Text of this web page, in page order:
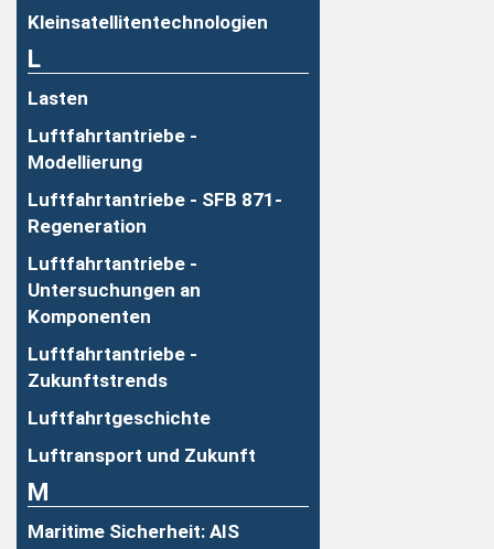
Kleinsatellitentechnologien
L
Lasten
Luftfahrtantriebe -
Modellierung
Luftfahrtantriebe - SFB 871-
Regeneration
Luftfahrtantriebe -
Untersuchungen an
Komponenten
Luftfahrtantriebe -
Zukunftstrends
Luftfahrtgeschichte
Luftransport und Zukunft
M
Maritime Sicherheit: AIS